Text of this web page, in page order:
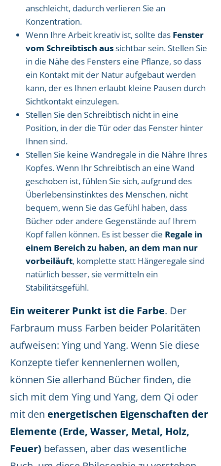
anschleicht, dadurch verlieren Sie an
Konzentration.
Wenn Ihre Arbeit kreativ ist, sollte das Fenster
vom Schreibtisch aussichtbar sein. Stellen Sie
in die Nähe des Fensters eine Pflanze, so dass
ein Kontakt mit der Natur aufgebaut werden
kann, der es Ihnen erlaubt kleine Pausen durch
Sichtkontakt einzulegen.
Stellen Sie den Schreibtisch nicht in eine
Position, in der die Tür oder das Fenster hinter
Ihnen sind.
Stellen Sie keine Wandregale in die Nähre Ihres
Kopfes. Wenn Ihr Schreibtisch an eine Wand
geschoben ist, fühlen Sie sich, aufgrund des
Überlebensinstinktes des Menschen, nicht
bequem, wenn Sie das Gefühl haben, dass
Bücher oder andere Gegenstände auf Ihrem
Kopf fallen können. Es ist besser die Regale in
einem Bereich zu haben, an dem man nur
vorbeiläuft, komplette statt Hängeregale sind
natürlich besser, sie vermitteln ein
Stabilitätsgefühl.
Ein weiterer Punkt ist die Farbe. Der
Farbraum muss Farben beider Polaritäten
aufweisen: Ying und Yang. Wenn Sie diese
Konzepte tiefer kennenlernen wollen,
können Sie allerhand Bücher finden, die
sich mit dem Ying und Yang, dem Qi oder
mit den energetischen Eigenschaften der
Elemente (Erde, Wasser, Metal, Holz,
Feuer) befassen, aber das wesentliche